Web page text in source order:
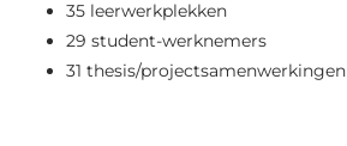
35 leerwerkplekken
29 student-werknemers
31 thesis/projectsamenwerkingen